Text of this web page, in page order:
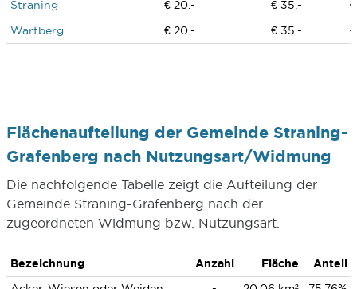
Straning
€ 20.-
€ 35.-
Wartberg
€ 20.- € 35.-
Flächenaufteilung der Gemeinde Straning-
Grafenberg nach Nutzungsart/Widmung
Die nachfolgende Tabelle zeigt die Aufteilung der
Gemeinde Straning-Grafenberg nach der
zugeordneten Widmung bzw. Nutzungsart.
Bezeichnung Anzahl Fläche
Anteil